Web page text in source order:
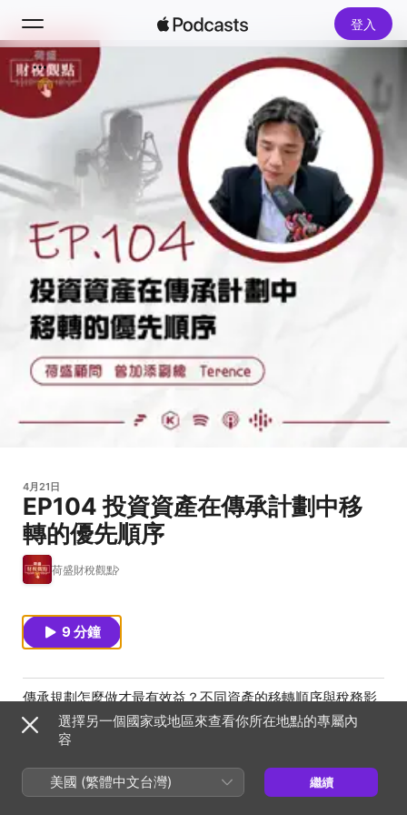
登入
搜尋
4月21日
EP104 投資資產在傳承計劃中移
轉的優先順序
荷盛財稅觀點
9 分鐘
傳承規劃怎麼做才最有效益？不同資產的移轉順序與稅務影
響差別有哪些？本集節目稅務投資處曾副總簡單比喻說給您
聽，讓您的資產傳承更有策略。
本集重點：
1. 資產移轉的優先順序
選擇另一個國家或地區來查看你所在地點的專屬內
容
美國 (繁體中文台灣) 繼續